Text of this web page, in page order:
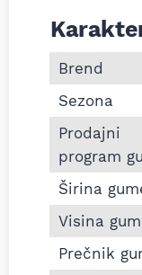
Informacije
Brend
Sezona
Prodajni
program
Širina
Visina
Prečnik